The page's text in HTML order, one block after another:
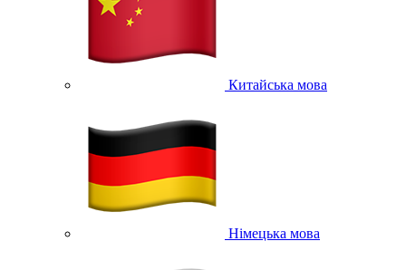
Китайська мова
Німецька мова